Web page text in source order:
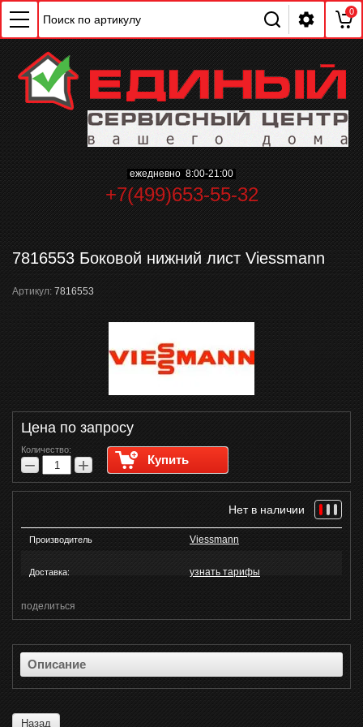
0
ежедневно 8:00-21:00
+7(499)653-55-32
7816553 Боковой нижний лист Viessmann
Артикул: 7816553
Цена по запросу
Количество:
− + Купить
Нет в наличии
Производитель Viessmann
Доставка: узнать тарифы
поделиться
Описание
Назад
ChatApp
online
Мессенджеры
Свяжитесь с нами через любой удобный
мессенджер!
WhatsApp Telegram